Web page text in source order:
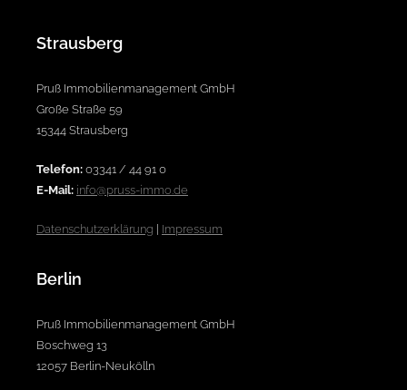
Strausberg
Pruß Immobilienmanagement GmbH
Große Straße 59
15344 Strausberg
Telefon: 03341 / 44 91 0
E-Mail: info@pruss-immo.de
Datenschutzerklärung Impressum
Berlin
Pruß Immobilienmanagement GmbH
Boschweg 13
12057 Berlin-Neukölln